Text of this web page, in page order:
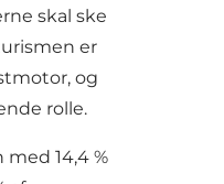
skal ske
er
og
rolle.
14,4 %